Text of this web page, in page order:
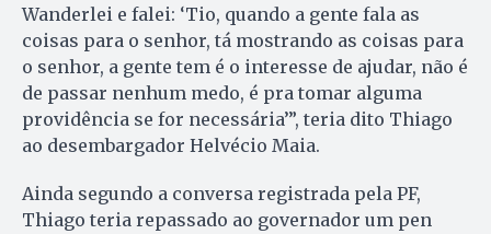
Wanderlei e falei: ‘Tio, quando a gente fala as
coisas para o senhor, tá mostrando as coisas para
o senhor, a gente tem é o interesse de ajudar, não é
de passar nenhum medo, é pra tomar alguma
providência se for necessária’”, teria dito Thiago
ao desembargador Helvécio Maia.
Ainda segundo a conversa registrada pela PF,
Thiago teria repassado ao governador um pen